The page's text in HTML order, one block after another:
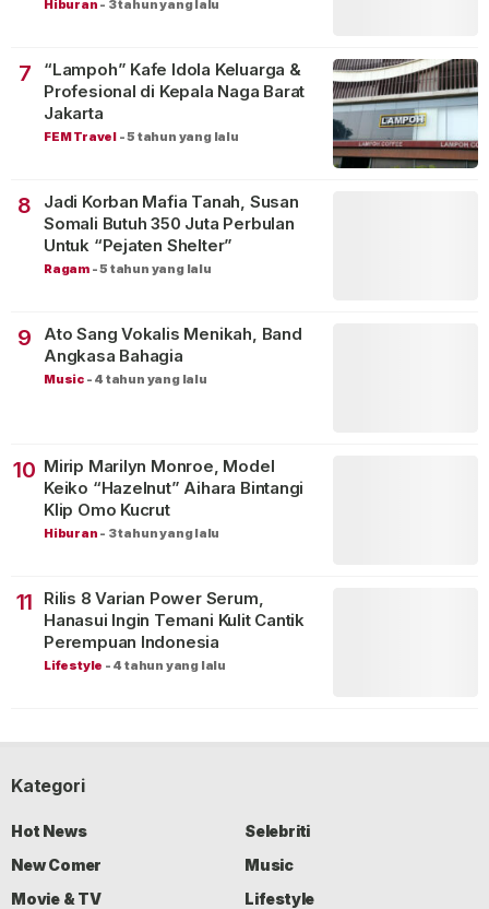
Hiburan - 3 tahun yang lalu
7
“Lampoh” Kafe Idola Keluarga &
Profesional di Kepala Naga Barat
Jakarta
FEM Travel -5 tahun yang lalu
8
Jadi Korban Mafia Tanah, Susan
Somali Butuh 350 Juta Perbulan
Untuk “Pejaten Shelter”
Ragam -5 tahun yang lalu
9
Ato Sang Vokalis Menikah, Band
Angkasa Bahagia
Music - 4 tahun yang lalu
10 Mirip Marilyn Monroe, Model
Keiko “Hazelnut” Aihara Bintangi
Klip Omo Kucrut
Hiburan - 3 tahun yang lalu
11
Rilis 8 Varian Power Serum,
Hanasui Ingin Temani Kulit Cantik
Perempuan Indonesia
Lifestyle - 4 tahun yang lalu
Kategori
Hot News
Selebriti
New Comer
Music
Movie & TV
Lifestyle